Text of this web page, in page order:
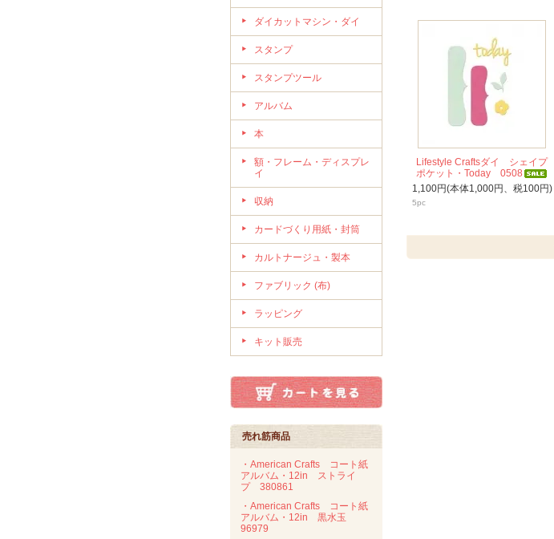
ダイカットマシン・ダイ
スタンプ
スタンプツール
アルバム
本
額・フレーム・ディスプレ
イ
収納
カードづくり用紙・封筒
カルトナージュ・製本
ファブリック (布)
ラッピング
キット販売
売れ筋商品
・American Crafts コート紙
アルバム・12in ストライ
プ 380861
・American Crafts コート紙
アルバム・12in 黒水玉
96979
Lifestyle Craftsダイ シェイプ
ポケット・Today 0508
1,100円(本体1,000円、税100円)
5pc